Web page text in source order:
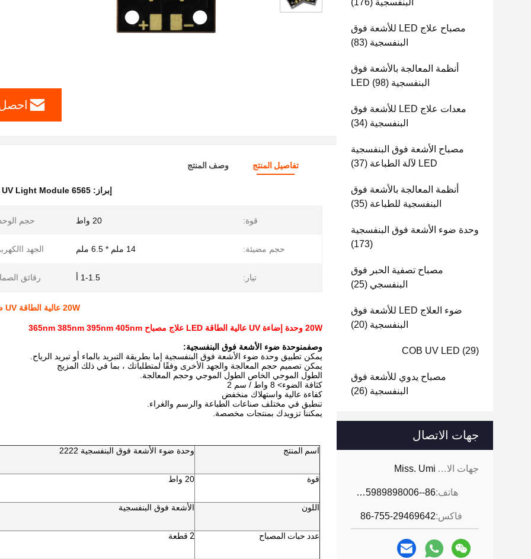
البنفسجية (176)
مصباح علاج LED للأشعة فوق
البنفسجية (83)
أنظمة المعالجة بالأشعة فوق
البنفسجية LED (98)
معدات علاج LED للأشعة فوق
البنفسجية (34)
مصباح الأشعة فوق البنفسجية
LED لآلة الطباعة
(37)
أنظمة المعالجة بالأشعة فوق
البنفسجية للطباعة (35)
وحدة ضوء الأشعة فوق البنفسجية
(173)
مصباح تصفية الحبر فوق
البنفسجي (25)
ضوء العلاج LED للأشعة فوق
البنفسجية (20)
COB UV LED (29)
مصباح يدوي للأشعة فوق
البنفسجية (26)
جهات الاتصال
جهات الاتصال: Miss. Umi
هاتف: 86--18926468268-15989898006
فاكس:86-755-29469642
تفاصيل المنتج وصف المنتج
إبراز: 6565 SMD UV Light Module
قوة: 20 واط حجم
حجم مضيئة: 14 ملم * 6.5 ملم الجهد
تيار: 1-1.5 أ رقائق
20W عالية الطاقة UV ضوء وحدة المعالجة مصباح 365nm 385nm 395nm 405nm
20W وحدة إضاءة UV عالية الطاقة LED علاج مصباح 365nm 385nm 395nm 405nm
وصفمنوحدة ضوء الأشعة فوق البنفسجية:
يمكن تطبيق وحدة ضوء الأشعة فوق البنفسجية إما بطريقة التبريد بالماء أو تبريد الرياح.
يمكن تصميم حجم المعالجة والجهد الأخرى وفقًا لمتطلباتك ، بما في ذلك المزيج
الطول الموجي الخاص الطول الموجي وحجم المعالجة.
كثافة الضوء> 8 واط / سم 2
كفاءة عالية واستهلاك منخفض
تنطبق في مختلف صناعات الطباعة والرسم والغراء.
يمكننا تزويدك بمنتجات مخصصة.
اسم المنتج وحدة ضوء الأشعة فوق البنفسجية 2222
قوة 20 واط
اللون الأشعة فوق البنفسجية
عدد حبات المصباح 2 قطعة